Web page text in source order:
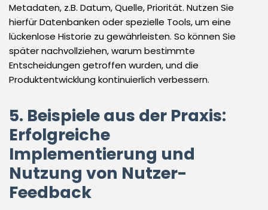
Metadaten, z.B. Datum, Quelle, Priorität. Nutzen Sie
hierfür Datenbanken oder spezielle Tools, um eine
lückenlose Historie zu gewährleisten. So können Sie
später nachvollziehen, warum bestimmte
Entscheidungen getroffen wurden, und die
Produktentwicklung kontinuierlich verbessern.
5. Beispiele aus der Praxis:
Erfolgreiche
Implementierung und
Nutzung von Nutzer-
Feedback